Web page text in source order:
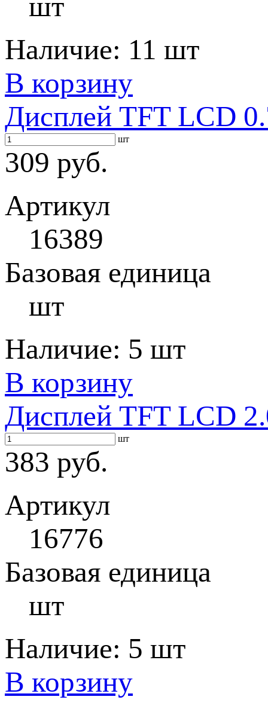
шт
Наличие: 11 шт
В корзину
Дисплей TFT LCD
шт
309 руб.
Артикул
16389
Базовая единица
шт
Наличие: 5 шт
В корзину
Дисплей TFT LCD
шт
383 руб.
Артикул
16776
Базовая единица
шт
Наличие: 5 шт
В корзину